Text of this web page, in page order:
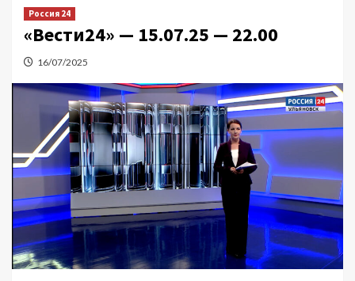
Россия 24
«Вести24» — 15.07.25 — 22.00
16/07/2025